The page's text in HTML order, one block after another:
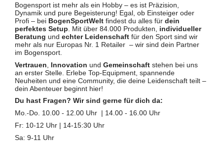
Bogensport ist mehr als ein Hobby – es ist Präzision,
Dynamik und pure Begeisterung! Egal, ob Einsteiger oder
Profi – bei BogenSportWelt findest du alles für dein
perfektes Setup . Mit über 84.000 Produkten, individueller
Beratung und echter Leidenschaft für den Sport sind wir
mehr als nur Europas Nr. 1 Retailer – wir sind dein Partner
im Bogensport.
Vertrauen
Innovation und Gemeinschaft stehen bei uns
an erster Stelle. Erlebe Top-Equipment, spannende
Neuheiten und eine Community, die deine Leidenschaft teilt –
dein Abenteuer beginnt hier!
Du hast Fragen? Wir sind gerne für dich da:
Mo.-Do. 10.00 - 12.00 Uhr | 14.00 - 16.00 Uhr
Fr: 10-12 Uhr | 14-15:30 Uhr
Sa: 9-11 Uhr